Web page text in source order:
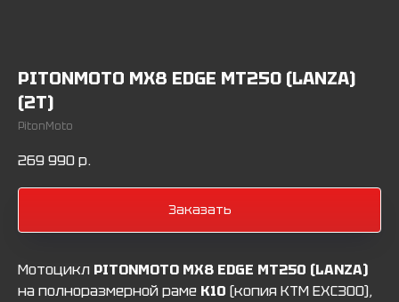
PITONMOTO MX8 EDGE MT250 (LANZA)
(2T)
PitonMoto
269 990р.
Заказать
Мотоцикл PITONMOTO MX8 EDGE MT250 (LANZA)
на полноразмерной раме К10 (копия КТМ ЕХС300),